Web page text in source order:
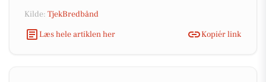
Kilde: TjekBredbånd
Læs hele artiklen her
Kopiér link